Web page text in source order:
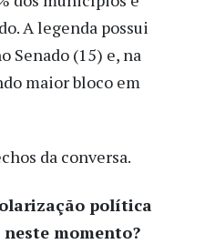
A legenda possui
Senado (15) e, na
maior bloco em
da conversa.
política
momento?